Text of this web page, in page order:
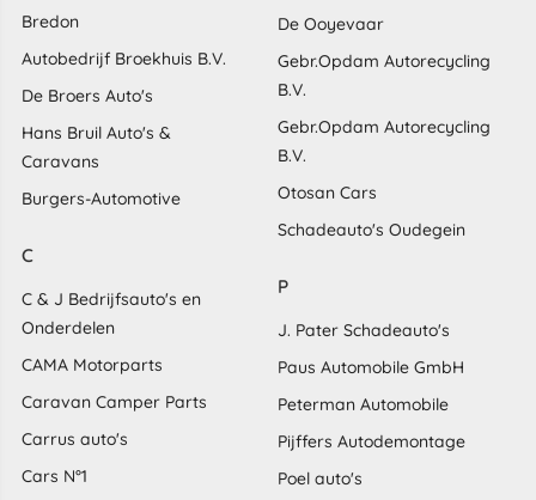
Bredon
Autobedrijf Broekhuis B.V.
De Broers Auto's
Hans Bruil Auto's &
Caravans
Burgers-Automotive
C
C & J Bedrijfsauto's en
Onderdelen
CAMA Motorparts
Caravan Camper Parts
Carrus auto's
Cars N°1
De Ooyevaar
Gebr.Opdam Autorecycling
B.V.
Gebr.Opdam Autorecycling
B.V.
Otosan Cars
Schadeauto's Oudegein
P
J. Pater Schadeauto's
Paus Automobile GmbH
Peterman Automobile
Pijffers Autodemontage
Poel auto's